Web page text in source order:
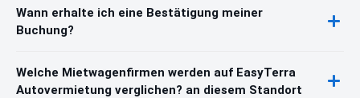
Wann erhalte ich eine Bestätigung meiner
Buchung?
Welche Mietwagenfirmen werden auf EasyTerra
Autovermietung verglichen? an diesem Standort